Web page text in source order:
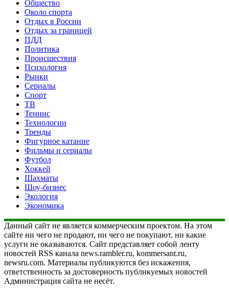
Общество
Около спорта
Отдых в России
Отдых за границей
ПДД
Политика
Происшествия
Психология
Рынки
Сериалы
Спорт
ТВ
Теннис
Технологии
Тренды
Фигурное катание
Фильмы и сериалы
Футбол
Хоккей
Шахматы
Шоу-бизнес
Экология
Экономика
Данный сайт не является коммерческим проектом. На этом
сайте ни чего не продают, ни чего не покупают, ни какие
услуги не оказываются. Сайт представляет собой ленту
новостей RSS канала news.rambler.ru, kommersant.ru,
newsru.com. Материалы публикуются без искажения,
ответственность за достоверность публикуемых новостей
Администрация сайта не несёт.